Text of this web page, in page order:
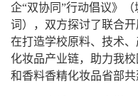
企“双协同”行动倡议》
词），双方探讨了联合
在打造学校原料、技术
化妆品产业链，助力我
和香料香精化妆品省部共